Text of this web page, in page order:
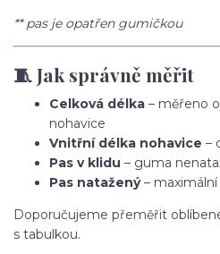
** pas je opatřen gumičkou
🧵 Jak správně měřit
Celková délka – měřeno
nohavice
Vnitřní délka nohavice –
Pas v klidu – guma
Pas natažený–
Doporučujeme přeměřit
s tabulkou.